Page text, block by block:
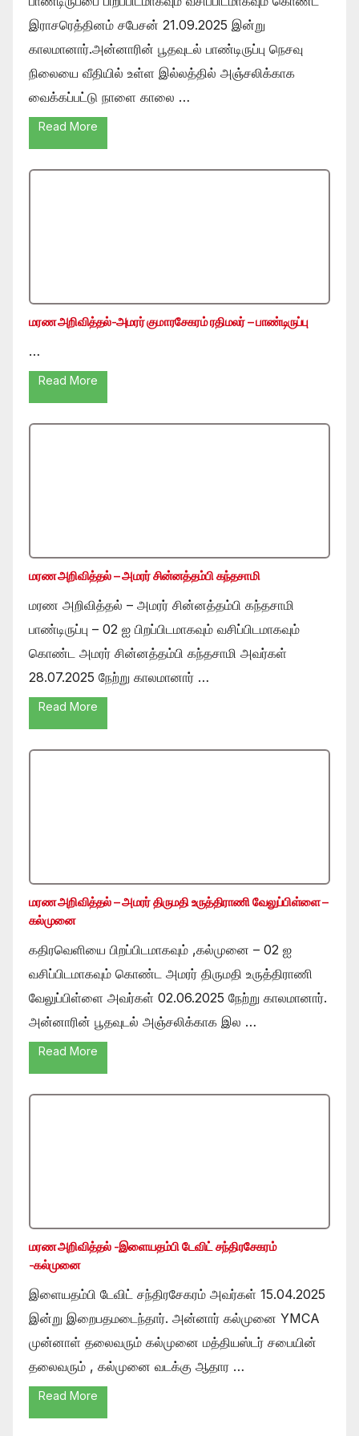
இராசரெத்தினம் சபேசன் 21.09.2025 இன்று
காலமானார்.அன்னாரின் பூதவுடல் பாண்டிருப்பு நெசவு
நிலையை வீதியில் உள்ள இல்லத்தில் அஞ்சலிக்காக
வைக்கப்பட்டு நாளை காலை …
Read More
மரண அறிவித்தல்-அமரர் குமாரசேகரம் ரதிமலர் – பாண்டிருப்பு
…
Read More
மரண அறிவித்தல் – அமரர் சின்னத்தம்பி கந்தசாமி
மரண அறிவித்தல் – அமரர் சின்னத்தம்பி கந்தசாமி
பாண்டிருப்பு – 02 ஐ பிறப்பிடமாகவும் வசிப்பிடமாகவும்
கொண்ட அமரர் சின்னத்தம்பி கந்தசாமி அவர்கள்
28.07.2025 நேற்று காலமானார் …
Read More
மரண அறிவித்தல் – அமரர் திருமதி உருத்திராணி வேலுப்பிள்ளை –
கல்முனை
கதிரவெளியை பிறப்பிடமாகவும் ,கல்முனை – 02 ஐ
வசிப்பிடமாகவும் கொண்ட அமரர் திருமதி உருத்திராணி
வேலுப்பிள்ளை அவர்கள் 02.06.2025 நேற்று காலமானார்.
அன்னாரின் பூதவுடல் அஞ்சலிக்காக இல …
Read More
மரண அறிவித்தல் -இளையதம்பி டேவிட் சந்திரசேகரம்
-கல்முனை
இளையதம்பி டேவிட் சந்திரசேகரம் அவர்கள் 15.04.2025
இன்று இறைபதமடைந்தார். அன்னார் கல்முனை YMCA
முன்னாள் தலைவரும் கல்முனை மத்தியஸ்டர் சபையின்
தலைவரும் , கல்முனை வடக்கு ஆதார …
Read More